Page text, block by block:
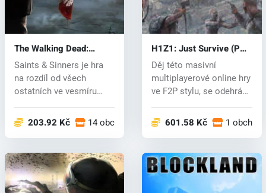
The Walking Dead:
Saints & Sinners (PC)
key
Saints & Sinners je hra
na rozdíl od všech
ostatních ve vesmíru
203.92 Kč 14 obchodech
H1Z1: Just Survive (PC)
CD key
Děj této masivní
multiplayerové online hry
ve F2P stylu, se odehrává
601.58 Kč 1